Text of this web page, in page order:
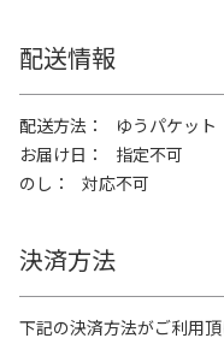
配送情報
配送方法
ゆうパケット
お届け日
指定不可
のし
対応不可
決済方法
下記の決済方法がご利用頂